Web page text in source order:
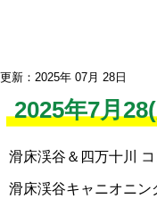
更新：2025年 07月 28日
2025年7月
滑床渓谷＆四万十川
滑床渓谷キャニオニン